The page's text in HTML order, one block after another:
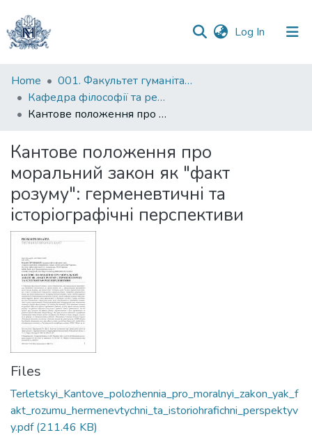
Log In (current)
Communities
&
Collections
Statistics
Home
001. Факультет гуманітарних наук
Кафедра філософії та релігієзнавства
Кантове положення про моральний закон як "факт розуму": герменевтичні та історіографічні перспективи
Кантове положення про
моральний закон як "факт
розуму": герменевтичні та
історіографічні перспективи
Files
Terletskyi_Kantove_polozhennia_pro_moralnyi_zakon_yak_f
akt_rozumu_hermenevtychni_ta_istoriohrafichni_perspektyv
y.pdf(211.46 KB)